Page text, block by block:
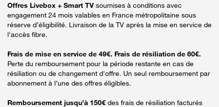
Offres Livebox + Smart TV soumises à conditions avec
engagement 24 mois valables en France métropolitaine sous
réserve d’éligibilité. Livraison de la TV après la mise en service de
l'accès fibre.
Frais de mise en service de 49€. Frais de résiliation de 60€.
Perte du remboursement pour la période restante en cas de
résiliation ou de changement d'offre. Un seul remboursement par
abonnement à l’une des offres éligibles.
Remboursement jusqu’à 150€ des frais de résiliation facturés